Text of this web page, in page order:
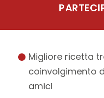
Migliore ricetta
coinvolgimento
amici